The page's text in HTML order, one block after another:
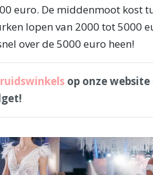
euro. De middenmoot kost
lopen van 2000 tot 5000
over de 5000 euro heen!
op onze